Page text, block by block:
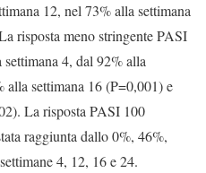
12, nel 73% alla settimana
risposta meno stringente PASI
4, dal 92% alla
alla settimana 16 (P=0,001) e
La risposta PASI 100
raggiunta dallo 0%, 46%,
4, 12, 16 e 24.